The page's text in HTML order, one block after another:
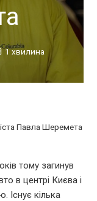
1 хвилина
Павла Шеремета
тому загинув
в центрі Києва і
Існує кілька